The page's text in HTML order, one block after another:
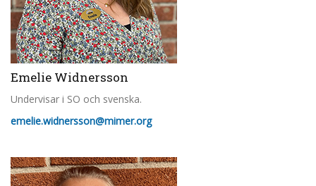
Emelie Widnersson
Undervisar i SO och svenska.
emelie.widnersson@mimer.org